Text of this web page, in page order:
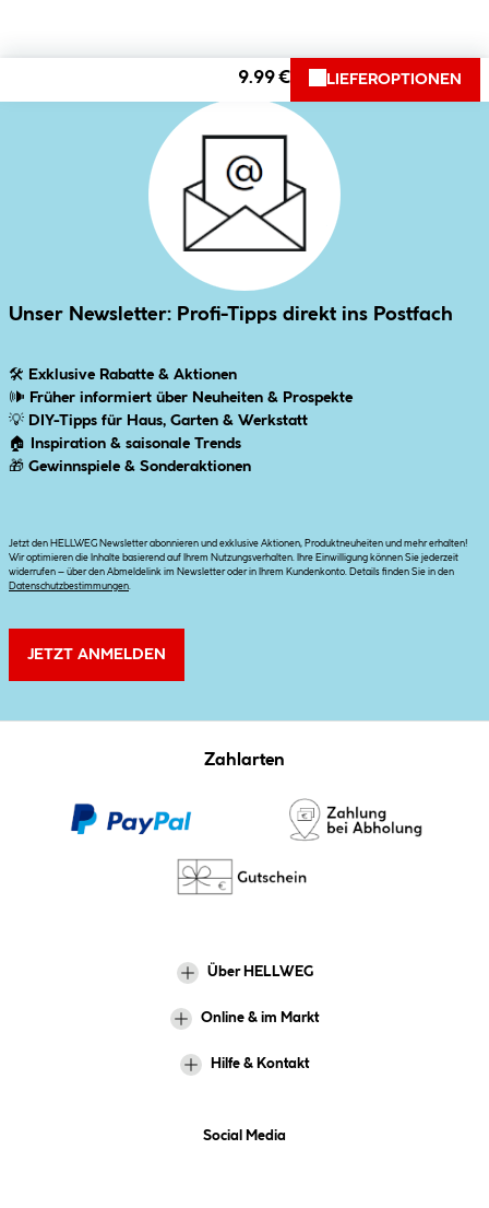
9.99 € LIEFEROPTIONEN
Unser Newsletter: Profi-Tipps direkt ins Postfach
🛠 Exklusive Rabatte & Aktionen
🕪 Früher informiert über Neuheiten & Prospekte
💡 DIY-Tipps für Haus, Garten & Werkstatt
🏠
Inspiration & saisonale Trends
🎁 Gewinnspiele & Sonderaktionen
Jetzt den HELLWEG Newsletter abonnieren und exklusive Aktionen, Produktneuheiten und mehr erhalten!
Wir optimieren die Inhalte basierend auf Ihrem Nutzungsverhalten. Ihre Einwilligung können Sie jederzeit
widerrufen – über den Abmeldelink im Newsletter oder in Ihrem Kundenkonto. Details finden Sie in den
Datenschutzbestimmungen.
JETZT ANMELDEN
Zahlarten
Über HELLWEG
Online & im Markt
Hilfe & Kontakt
Social Media